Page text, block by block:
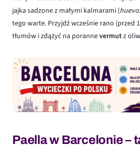
jajka sadzone z małymi kalmarami (
tego warte. Przyjdź wcześnie rano (przed
tłumów i zdążyć na porannevermutz
Paella w Barcelonie –